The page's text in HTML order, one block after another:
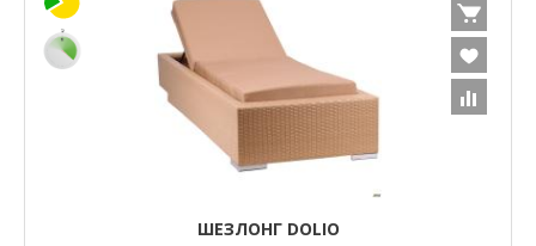
ШЕЗЛОНГ DOLIO